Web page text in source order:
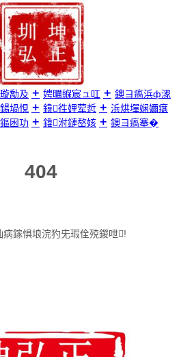
勪及 娉曞緥宸ュ叿
鐭ヨ瘑浜ф潈
堝悓 鍏徃娌荤悊
浜烘墠娴嬭瘎
囦功 鍏泭鏈嶅姟
鐭ヨ瘑搴�
404
病鎵惧埌浣犳兂瑕佺殑鍐呭!